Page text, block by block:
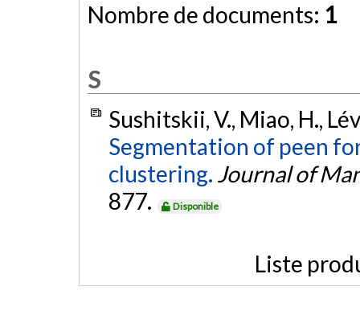
Nombre de documents: 1
S
Sushitskii, V., Miao, H.,
Segmentation of peen
clustering. Journal of
877.
Disponible
Liste